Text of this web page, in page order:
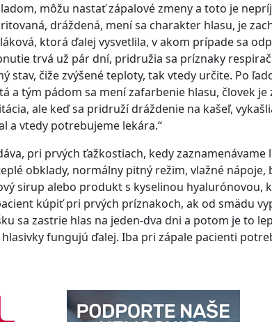
môžu nastať zápalové zmeny a toto je
dráždená, mení sa charakter hlasu, je
ktorá ďalej vysvetlila, v akom prípade sa
trvá už pár dní, pridružia sa príznaky
stav, čiže zvýšené teploty, tak vtedy určite. Po
a tým pádom sa mení zafarbenie hlasu, človek
ale keď sa pridruží dráždenie na kašeľ,
a vtedy potrebujeme lekára.“
pri prvých ťažkostiach, kedy zaznamenávame
obklady, normálny pitný režim, vlažné nápoje,
sirup alebo produkt s kyselinou hyalurónovou,
kúpiť pri prvých príznakoch, ak od smädu
sa zastrie hlas na jeden-dva dni a potom je to
fungujú ďalej. Iba pri zápale pacienti